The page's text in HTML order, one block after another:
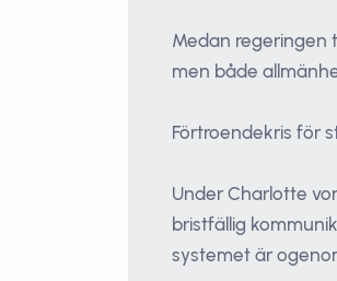
Medan regeringen
men både
Förtroendekris för
Under Charlotte
bristfällig
systemet är